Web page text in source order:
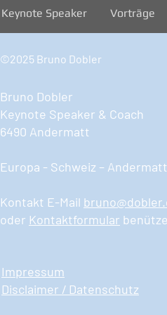
Keynote Speaker Vorträge
©2025 Bruno Dobler
Bruno Dobler
Keynote Speaker & Coach
6490 Andermatt
Europa - Schweiz –
Kontakt E-Mail
oder Kontaktformular
Impressum
Disclaimer / Datenschutz